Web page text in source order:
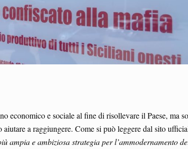
economico e sociale al fine di risollevare il Paese, ma
a raggiungere. Come si può leggere dal sito
ampia e ambiziosa strategia per l’ammodernamento